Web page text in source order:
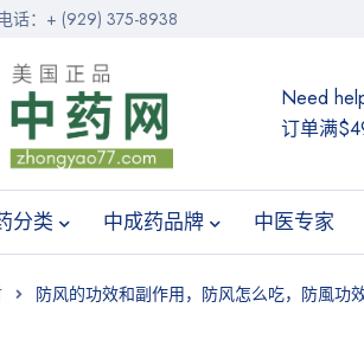
话：+ (929) 375-8938
Need
订单满
分类 中成药品牌 中医专家
防风的功效和副作用，防风怎么吃，防風功